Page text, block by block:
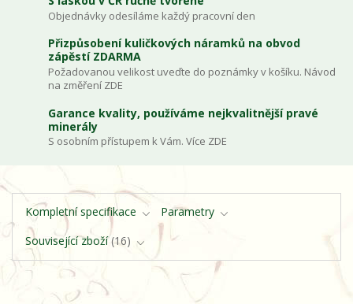
Objednávky odesíláme každý pracovní den
Přizpůsobení kuličkových náramků na obvod
zápěstí ZDARMA
Požadovanou velikost uveďte do poznámky v košíku. Návod
na změření ZDE
Garance kvality, používáme nejkvalitnější pravé
minerály
S osobním přístupem k Vám. Více ZDE
Kompletní specifikace
Parametry
Související zboží 16